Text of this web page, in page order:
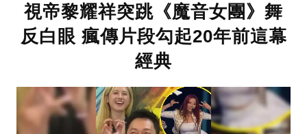
視帝黎耀祥突跳《魔音女團》舞
反白眼 瘋傳片段勾起20年前這幕
經典